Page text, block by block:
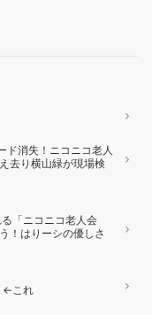
ド消失！ニコニコ老人
去り横山緑が現場検
「ニコニコ老人会
！はりーシの優しさ
←これ